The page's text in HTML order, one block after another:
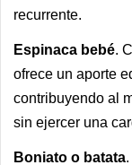
recurrente.
Espinaca bebé.
ofrece un aporte
contribuyendo al
sin ejercer una
Boniato o batata